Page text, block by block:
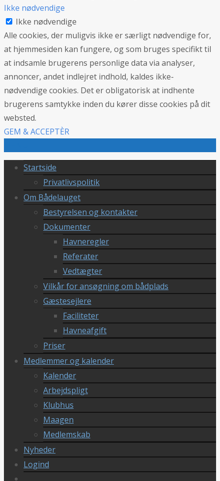
Ikke nødvendige
Ikke nødvendige
Alle cookies, der muligvis ikke er særligt nødvendige for,
at hjemmesiden kan fungere, og som bruges specifikt til
at indsamle brugerens personlige data via analyser,
annoncer, andet indlejret indhold, kaldes ikke-
nødvendige cookies. Det er obligatorisk at indhente
brugerens samtykke inden du kører disse cookies på dit
websted.
GEM & ACCEPTÈR
Startside
Privatlivspolitik
Om Bådelauget
Bestyrelsen og kontakter
Dokumenter
Havneregler
Referater
Vedtægter
Vilkår for ansøgning om bådplads
Gæstesejlere
Faciliteter
Havneafgift
Priser
Medlemmer og kalender
Kalender
Arbejdspligt
Klubhus
Maagen
Medlemskab
Nyheder
Logind